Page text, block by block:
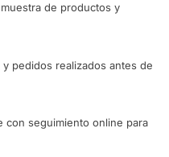
de productos y
pedidos realizados antes de
con seguimiento online para